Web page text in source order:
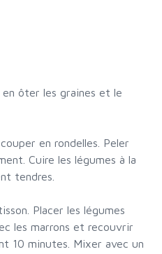
ôter les graines et le
en rondelles. Peler
Cuire les légumes à la
tendres.
Placer les légumes
les marrons et recouvrir
10 minutes. Mixer avec un